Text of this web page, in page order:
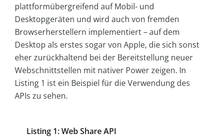
plattformübergreifend auf Mobil- und
Desktopgeräten und wird auch von fremden
Browserherstellern implementiert – auf dem
Desktop als erstes sogar von Apple, die sich sonst
eher zurückhaltend bei der Bereitstellung neuer
Webschnittstellen mit nativer Power zeigen. In
Listing 1 ist ein Beispiel für die Verwendung des
APIs zu sehen.
Listing 1: Web Share API